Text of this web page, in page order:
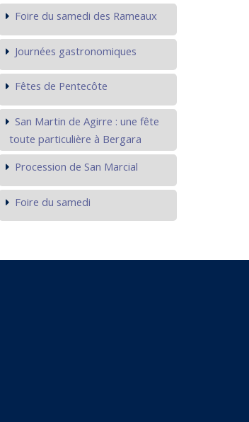
Foire du samedi des Rameaux
Journées gastronomiques
Fêtes de Pentecôte
San Martin de Agirre : une fête
toute particulière à Bergara
Procession de San Marcial
Foire du samedi